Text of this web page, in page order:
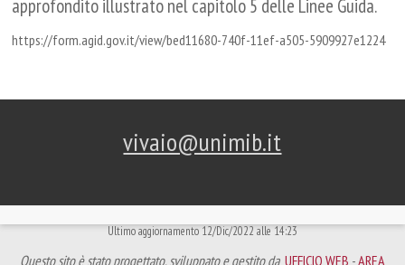
approfondito illustrato nel capitolo 5 delle Linee Guida.
https://form.agid.gov.it/view/bed11680-740f-11ef-a505-5909927e1224
vivaio@unimib.it
Ultimo aggiornamento 12/Dic/2022 alle 14:23
Questo sito è stato progettato, sviluppato e gestito da UFFICIO WEB -AREA